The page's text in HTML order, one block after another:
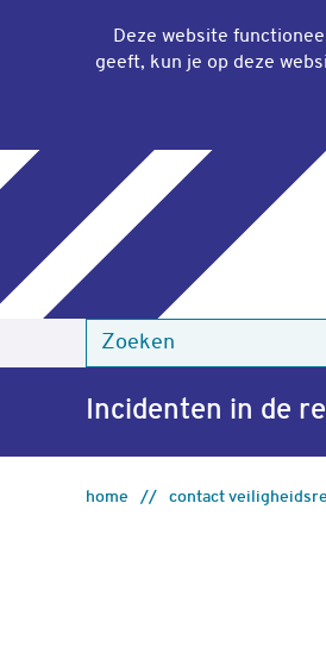
Deze website
geeft, kun je op deze
Incidenten in de
home contact